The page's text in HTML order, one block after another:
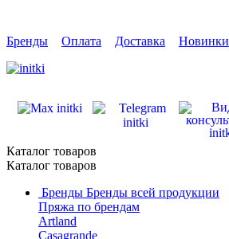
Бренды Оплата Доставка Новинки
Каталог товаров
Каталог товаров
Бренды Бренды всей продукции
Пряжа по брендам
Artland
Casagrande